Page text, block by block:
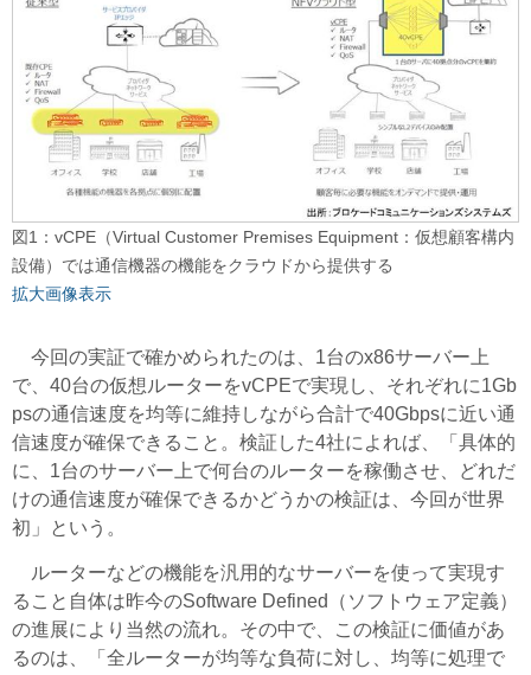
図1：vCPE（Virtual Customer Premises Equipment：仮想顧客構内
設備）では通信機器の機能をクラウドから提供する
拡大画像表示
今回の実証で確かめられたのは、1台のx86サーバー上
で、40台の仮想ルーターをvCPEで実現し、それぞれに1Gb
psの通信速度を均等に維持しながら合計で40Gbpsに近い通
信速度が確保できること。検証した4社によれば、「具体的
に、1台のサーバー上で何台のルーターを稼働させ、どれだ
けの通信速度が確保できるかどうかの検証は、今回が世界
初」という。
ルーターなどの機能を汎用的なサーバーを使って実現す
ること自体は昨今のSoftware Defined（ソフトウェア定義）
の進展により当然の流れ。その中で、この検証に価値があ
るのは、「全ルーターが均等な負荷に対し、均等に処理で